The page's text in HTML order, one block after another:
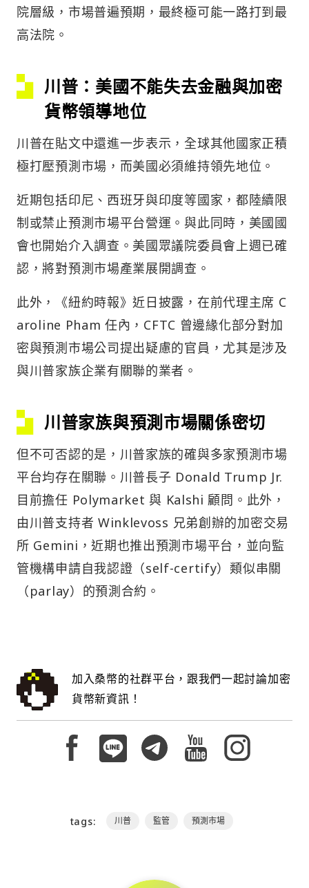
院層級，市場普遍預期，最終極可能一路打到最
高法院。
川普： 美國不能失去金融與加密
貨幣領導地位
川普在貼文中還進一步表示，全球其他國家正積
極打壓預測市場，而美國必須維持領先地位。
近期包括印尼、西班牙與印度等國家，都陸續限
制或禁止預測市場平台營運。與此同時，美國國
會也開始介入調查。美國眾議院委員會上週已確
認，將對預測市場產業展開調查。
此外，《紐約時報》近日披露，在前代理主席 C
aroline Pham 任內，CFTC 曾邊緣化部分對加
密與預測市場公司提出疑慮的官員，尤其是涉及
與川普家族企業有關聯的業者。
川普家族與預測市場關係密切
但不可否認的是，川普家族的確與多家預測市場
平台均存在關聯。川普長子 Donald Trump Jr.
目前擔任 Polymarket 與 Kalshi 顧問。此外，
由川普支持者 Winklevoss 兄弟創辦的加密交易
所 Gemini，近期也推出預測市場平台，並向監
管機構申請自我認證（self-certify）類似串關
（parlay）的預測合約。
加入桑幣的社群平台，跟我們一起討論加密
貨幣新資訊！
tags: 川普 監管 預測市場